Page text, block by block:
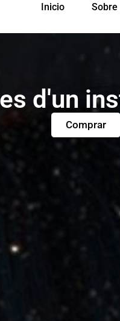
Inicio Sobre
d'un
Comprar